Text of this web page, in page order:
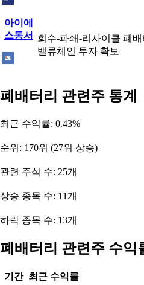
아이에
스동서
회수-파쇄-리사이클 폐배
밸류체인 투자 확보
폐배터리 관련주 통계
최근 수익률: 0.43%
순위: 170위 (27위 상승)
관련 주식 수: 25개
상승 종목 수: 11개
하락 종목 수: 13개
폐배터리 관련주 수익
기간 최근 수익률